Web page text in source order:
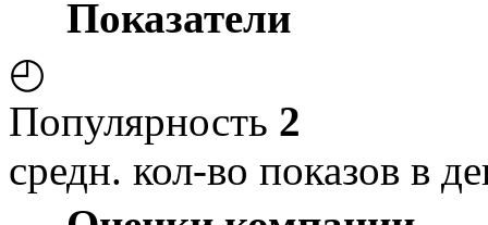
Показатели
◴
Популярность 2
средн. кол-во показов в